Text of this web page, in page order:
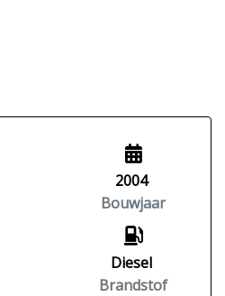
2004
Bouwjaar
Diesel
Brandstof